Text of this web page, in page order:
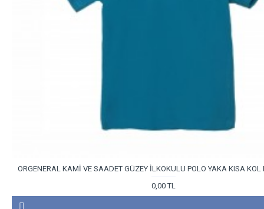
ORGENERAL KAMİ VE SAADET GÜZEY İLKOKULU POLO YAKA KISA KOL
0,00 TL